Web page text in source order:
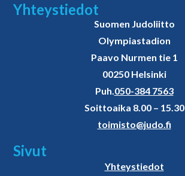
Yhteystiedot
Suomen Judoliitto
Olympiastadion
Paavo Nurmen tie 1
00250 Helsinki
Puh.050-384 7563
Soittoaika 8.00 – 15.30
toimisto@judo.fi
Sivut
Yhteystiedot